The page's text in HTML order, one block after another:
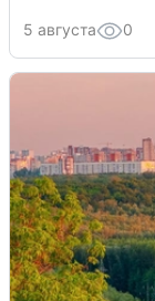
5 августа 0